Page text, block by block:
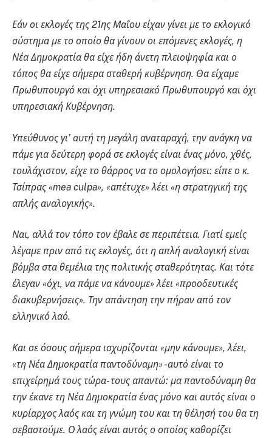
Εάν οι εκλογές της 21ης Μαΐου είχαν γίνει με το εκλογικό
σύστημα με το οποίο θα γίνουν οι επόμενες εκλογές, η
Νέα Δημοκρατία θα είχε ήδη άνετη πλειοψηφία και ο
τόπος θα είχε σήμερα σταθερή κυβέρνηση. Θα είχαμε
Πρωθυπουργό και όχι υπηρεσιακό Πρωθυπουργό και όχι
υπηρεσιακή Κυβέρνηση.
Υπεύθυνος γι’ αυτή τη μεγάλη αναταραχή, την ανάγκη να
πάμε για δεύτερη φορά σε εκλογές είναι ένας μόνο, χθές,
τουλάχιστον, είχε το θάρρος να το ομολογήσει: είπε ο κ.
Τσίπρας «mea culpa», «απέτυχε» λέει «η στρατηγική της
απλής αναλογικής».
Ναι, αλλά τον τόπο τον έβαλε σε περιπέτεια. Γιατί εμείς
λέγαμε πριν από τις εκλογές, ότι η απλή αναλογική είναι
βόμβα στα θεμέλια της πολιτικής σταθερότητας. Και τότε
έλεγαν «όχι, να πάμε να κάνουμε» λέει «προοδευτικές
διακυβερνήσεις». Την απάντηση την πήραν από τον
ελληνικό λαό.
Και σε όσους σήμερα ισχυρίζονται «μην κάνουμε», λέει,
«τη Νέα Δημοκρατία παντοδύναμη» -αυτό είναι το
επιχείρημά τους τώρα- τους απαντώ: μα παντοδύναμη θα
την έκανε τη Νέα Δημοκρατία ένας μόνο και αυτός είναι ο
κυρίαρχος λαός και τη γνώμη του και τη θέλησή του θα τη
σεβαστούμε. Ο λαός είναι αυτός ο οποίος καθορίζει